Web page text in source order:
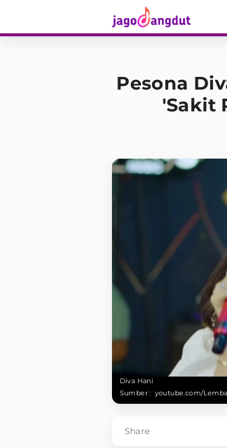
Pesona
'Sakit
Diva Hani
Sumber : youtube.com/
Share